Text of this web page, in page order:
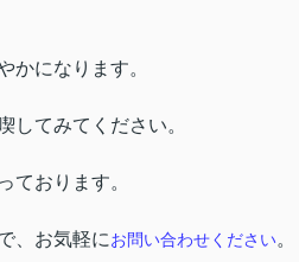
かになります。
してみてください。
ております。
、お気軽にお問い合わせください。